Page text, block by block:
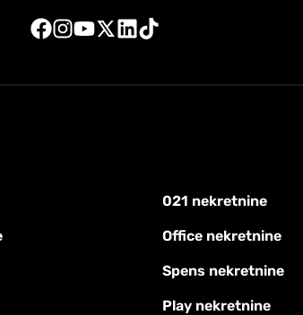
021 nekretnine
Office nekretnine
Spens nekretnine
Play nekretnine